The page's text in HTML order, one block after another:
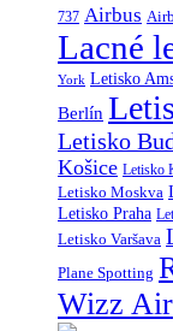
737 Airbus
Lacné
York Letisko
Berlín
Letisko
Košice Letisko
Letisko Moskva
Letisko Praha
Letisko Varšava
Plane Spotting
Wizz Air